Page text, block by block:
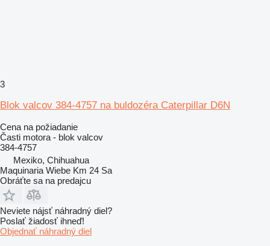
3
Blok valcov 384-4757 na buldozéra Caterpillar D6N
Cena na požiadanie
Časti motora - blok valcov
384-4757
Mexiko, Chihuahua
Maquinaria Wiebe Km 24 Sa
Obráťte sa na predajcu
Neviete nájsť náhradný diel?
Poslať žiadosť ihneď!
Objednať náhradný diel